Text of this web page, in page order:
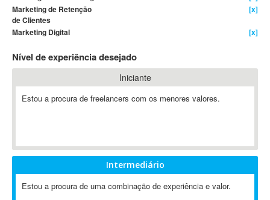
A&P
A-GPS
A2Billing
AAUS Scientific Diver
Ab Initio
ABAP
Abaqus
AbleCommerce
Ableton Live
Marketing de Retenção
de Clientes
[x]
Marketing Digital [x]
Nível de experiência desejado
Iniciante
Estou a procura de freelancers com os menores valores.
Intermediário
Estou a procura de uma combinação de experiência e valor.